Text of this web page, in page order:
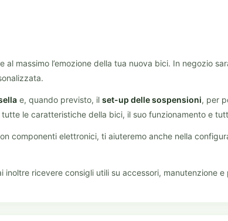
al massimo l’emozione della tua nuova bici. In negozio
e, quando previsto, il set-up delle sospensioni, per
le caratteristiche della bici, il suo funzionamento e
componenti elettronici, ti aiuteremo anche nella
inoltre ricevere consigli utili su accessori, manutenzione